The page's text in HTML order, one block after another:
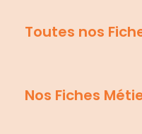
Toutes nos
Nos Fiches